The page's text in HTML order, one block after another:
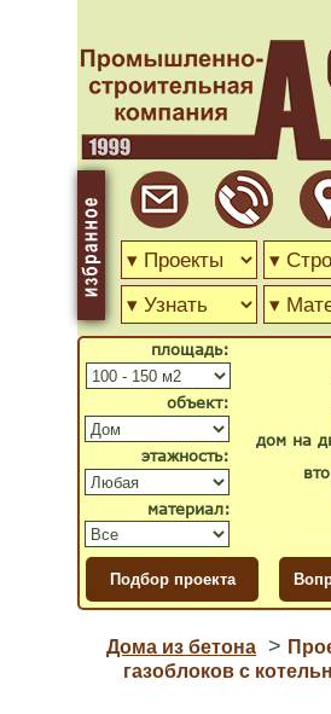
дом на
объект:
материал:
площадь:
этажность:
Дома из бетона >
газоблоков с